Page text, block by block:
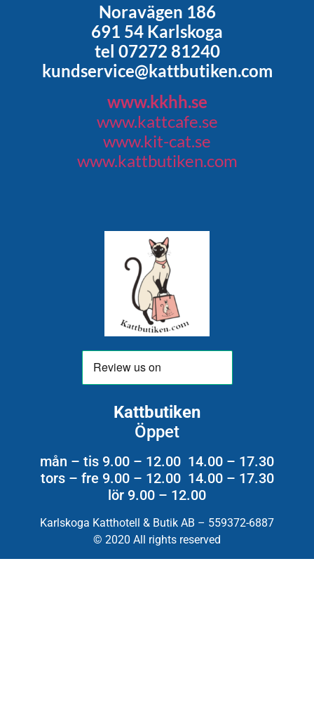
Noravägen 186
691 54 Karlskoga
tel 07272 81240
kundservice@kattbutiken.com
www.kkhh.se
www.kattcafe.se
www.kit-cat.se
www.kattbutiken.com
Kattbutiken
Öppet
mån – tis 9.00 – 12.00 14.00 – 17.30
tors – fre 9.00 – 12.00 14.00 – 17.30
lör 9.00 – 12.00
Karlskoga Katthotell & Butik AB – 559372-6887
© 2020 All rights reserved